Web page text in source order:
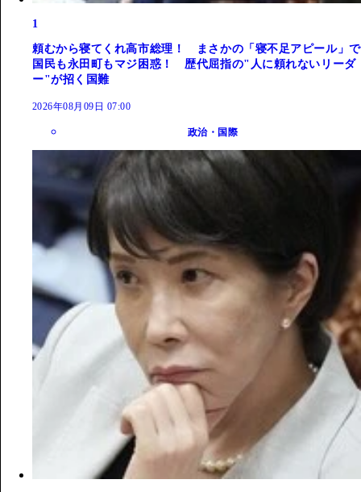
1
頼むから寝てくれ高市総理！ まさかの「寝不足アピール」で
国民も永田町もマジ困惑！ 歴代屈指の"人に頼れないリーダ
ー"が招く国難
2026年08月09日 07:00
政治・国際